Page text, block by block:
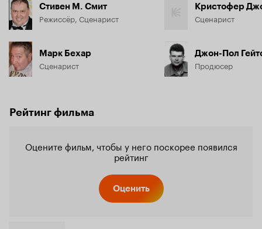
Стивен М. Смит
Режиссёр, Сценарист
Марк Бехар
Сценарист
Кристофер
Сценарист
Джон-Пол
Продюсер
Рейтинг фильма
Оцените фильм, чтобы у него поскорее появился
рейтинг
Оценить